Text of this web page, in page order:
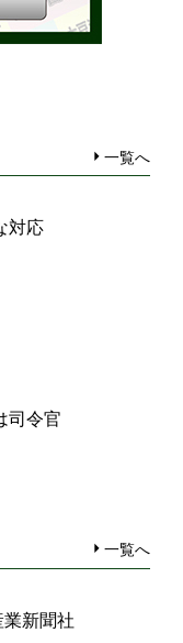
一覧へ
対応
司令官
一覧へ
新聞社